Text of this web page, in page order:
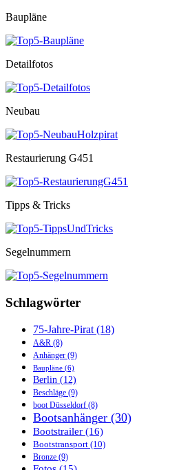
Baupläne
Detailfotos
Neubau
Restaurierung G451
Tipps & Tricks
Segelnummern
Schlagwörter
75-Jahre-Pirat (18)
A&R (8)
Anhänger (9)
Baupläne (6)
Berlin (12)
Beschläge (9)
boot Düsseldorf (8)
Bootsanhänger (30)
Bootstrailer (16)
Bootstransport (10)
Bronze (9)